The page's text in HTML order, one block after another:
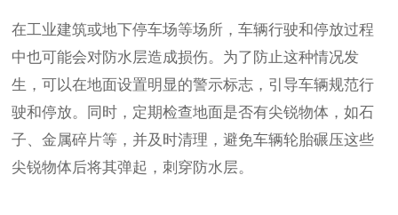
在工业建筑或地下停车场等场所，车辆行驶和停放过程
中也可能会对防水层造成损伤。为了防止这种情况发
生，可以在地面设置明显的警示标志，引导车辆规范行
驶和停放。同时，定期检查地面是否有尖锐物体，如石
子、金属碎片等，并及时清理，避免车辆轮胎碾压这些
尖锐物体后将其弹起，刺穿防水层。